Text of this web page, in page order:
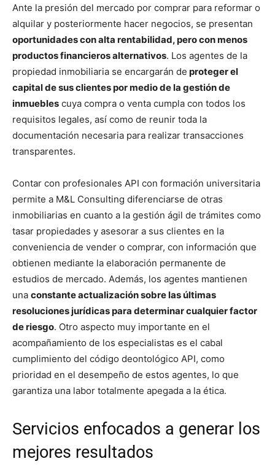
Ante la presión del mercado por comprar para reformar o
alquilar y posteriormente hacer negocios, se presentan
oportunidades con alta rentabilidad, pero con menos
productos financieros alternativos. Los agentes de la
propiedad inmobiliaria se encargarán de proteger el
capital de sus clientes por medio de la gestión de
inmuebles cuya compra o venta cumpla con todos los
requisitos legales, así como de reunir toda la
documentación necesaria para realizar transacciones
transparentes.
Contar con profesionales API con formación universitaria
permite a M&L Consulting diferenciarse de otras
inmobiliarias en cuanto a la gestión ágil de trámites como
tasar propiedades y asesorar a sus clientes en la
conveniencia de vender o comprar, con información que
obtienen mediante la elaboración permanente de
estudios de mercado. Además, los agentes mantienen
una constante actualización sobre las últimas
resoluciones jurídicas para determinar cualquier factor
de riesgo. Otro aspecto muy importante en el
acompañamiento de los especialistas es el cabal
cumplimiento del código deontológico API, como
prioridad en el desempeño de estos agentes, lo que
garantiza una labor totalmente apegada a la ética.
Servicios enfocados a generar los
mejores resultados